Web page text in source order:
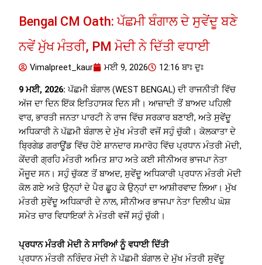
Bengal CM Oath: ਪੱਛਮੀ ਬੰਗਾਲ ਦੇ ਸੁਵੇਂਦੂ ਬਣੇ
ਨਵੇਂ ਮੁੱਖ ਮੰਤਰੀ, PM ਮੋਦੀ ਨੇ ਦਿੱਤੀ ਵਧਾਈ
Vimalpreet_kaur ਮਈ 9, 2026 12:16 ਬਾਃ ਦੁਃ
9 ਮਈ, 2026: ਪੱਛਮੀ ਬੰਗਾਲ (WEST BENGAL) ਦੀ ਰਾਜਨੀਤੀ ਵਿੱਚ
ਅੱਜ ਦਾ ਦਿਨ ਇੱਕ ਇਤਿਹਾਸਕ ਦਿਨ ਸੀ। ਆਜ਼ਾਦੀ ਤੋਂ ਬਾਅਦ ਪਹਿਲੀ
ਵਾਰ, ਭਾਰਤੀ ਜਨਤਾ ਪਾਰਟੀ ਨੇ ਰਾਜ ਵਿੱਚ ਸਰਕਾਰ ਬਣਾਈ, ਅਤੇ ਸੁਵੇਂਦੂ
ਅਧਿਕਾਰੀ ਨੇ ਪੱਛਮੀ ਬੰਗਾਲ ਦੇ ਮੁੱਖ ਮੰਤਰੀ ਵਜੋਂ ਸਹੁੰ ਚੁੱਕੀ। ਕੋਲਕਾਤਾ ਦੇ
ਬ੍ਰਿਗੇਡ ਗਰਾਊਂਡ ਵਿੱਚ ਹੋਏ ਸ਼ਾਨਦਾਰ ਸਮਾਰੋਹ ਵਿੱਚ ਪ੍ਰਧਾਨ ਮੰਤਰੀ ਮੋਦੀ,
ਕੇਂਦਰੀ ਗ੍ਰਹਿ ਮੰਤਰੀ ਅਮਿਤ ਸ਼ਾਹ ਅਤੇ ਕਈ ਸੀਨੀਅਰ ਭਾਜਪਾ ਨੇਤਾ
ਮੌਜੂਦ ਸਨ। ਸਹੁੰ ਚੁੱਕਣ ਤੋਂ ਬਾਅਦ, ਸੁਵੇਂਦੂ ਅਧਿਕਾਰੀ ਪ੍ਰਧਾਨ ਮੰਤਰੀ ਮੋਦੀ
ਕੋਲ ਗਏ ਅਤੇ ਉਨ੍ਹਾਂ ਦੇ ਪੈਰ ਛੂਹ ਕੇ ਉਨ੍ਹਾਂ ਦਾ ਆਸ਼ੀਰਵਾਦ ਲਿਆ। ਮੁੱਖ
ਮੰਤਰੀ ਸੁਵੇਂਦੂ ਅਧਿਕਾਰੀ ਦੇ ਨਾਲ, ਸੀਨੀਅਰ ਭਾਜਪਾ ਨੇਤਾ ਦਿਲੀਪ ਘੋਸ਼
ਸਮੇਤ ਚਾਰ ਵਿਧਾਇਕਾਂ ਨੇ ਮੰਤਰੀ ਵਜੋਂ ਸਹੁੰ ਚੁੱਕੀ।
ਪ੍ਰਧਾਨ ਮੰਤਰੀ ਮੋਦੀ ਨੇ ਸਾਰਿਆਂ ਨੂੰ ਵਧਾਈ ਦਿੱਤੀ
ਪ੍ਰਧਾਨ ਮੰਤਰੀ ਨਰਿੰਦਰ ਮੋਦੀ ਨੇ ਪੱਛਮੀ ਬੰਗਾਲ ਦੇ ਮੁੱਖ ਮੰਤਰੀ ਸੁਵੇਂਦੂ